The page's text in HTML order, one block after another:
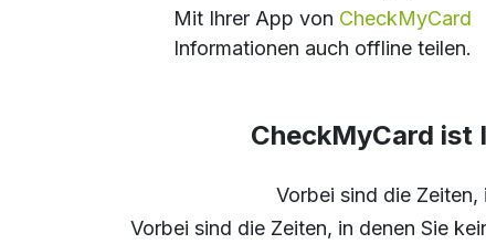
Mit Ihrer App von CheckMyCard
Informationen auch offline teilen.
CheckMyCard
Vorbei sind die
Vorbei sind die Zeiten, in denen Sie